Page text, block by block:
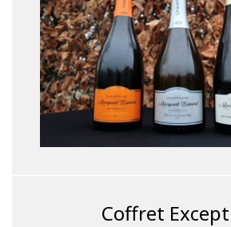
Coffret